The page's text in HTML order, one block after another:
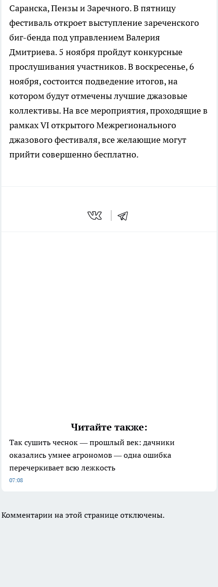
Саранска, Пензы и Заречного. В пятницу
фестиваль откроет выступление зареченского
биг-бенда под управлением Валерия
Дмитриева. 5 ноября пройдут конкурсные
прослушивания участников. В воскресенье, 6
ноября, состоится подведение итогов, на
котором будут отмечены лучшие джазовые
коллективы. На все мероприятия, проходящие в
рамках VI открытого Межрегионального
джазового фестиваля, все желающие могут
прийти совершенно бесплатно.
Читайте также:
Так сушить чеснок — прошлый век: дачники
оказались умнее агрономов — одна ошибка
перечеркивает всю лежкость
07:08
Комментарии на этой странице отключены.